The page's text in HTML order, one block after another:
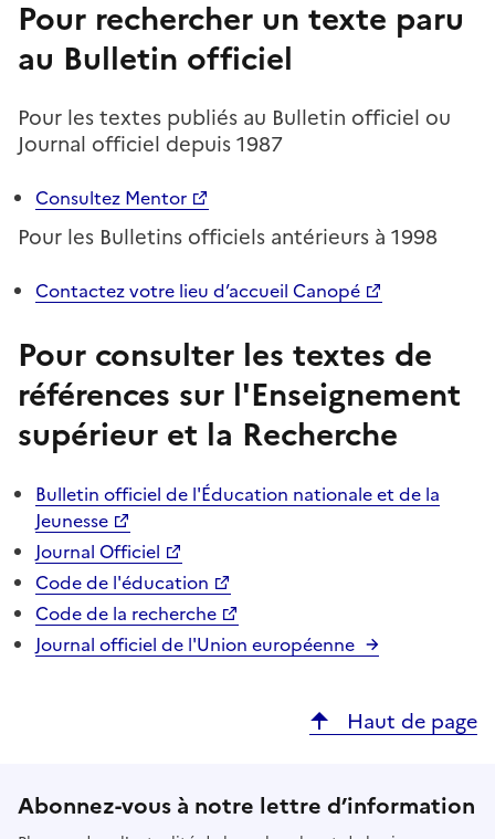
Pour rechercher un texte paru
au Bulletin officiel
Pour les textes publiés au Bulletin officiel ou
Journal officiel depuis 1987
Consultez Mentor
Pour les Bulletins officiels antérieurs à 1998
Contactez votre lieu d’accueil Canopé
Pour consulter les textes de
références sur l'Enseignement
supérieur et la Recherche
Bulletin officiel de l'Éducation nationale et de la
Jeunesse
Journal Officiel
Code de l'éducation
Code de la recherche
Journal officiel de l'Union européenne
Haut de page
Abonnez-vous à notre lettre d’information